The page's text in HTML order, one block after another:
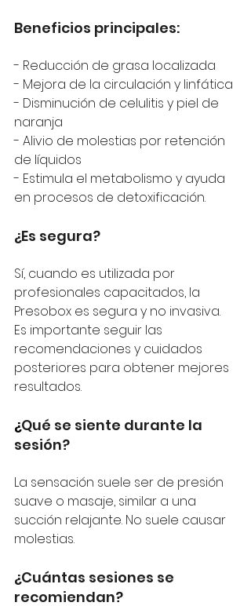
Beneficios principales:
- Reducción de grasa localizada
- Mejora de la circulación y linfática
- Disminución de celulitis y piel de
naranja
- Alivio de molestias por retención
de líquidos
- Estimula el metabolismo y ayuda
en procesos de detoxificación.
¿Es segura?
Sí, cuando es utilizada por
profesionales capacitados, la
Presobox es segura y no invasiva.
Es importante seguir las
recomendaciones y cuidados
posteriores para obtener mejores
resultados.
¿Qué se siente durante la
sesión?
La sensación suele ser de presión
suave o masaje, similar a una
succión relajante. No suele causar
molestias.
¿Cuántas sesiones se
recomiendan?